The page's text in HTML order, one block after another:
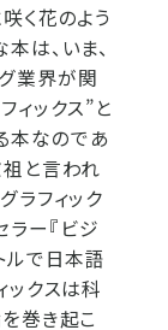
く花のよう
は、いま、
業界が関
ィックス”と
本なのであ
祖と言われ
ラフィック
ー『ビジ
ルで日本語
ックスは科
巻き起こ